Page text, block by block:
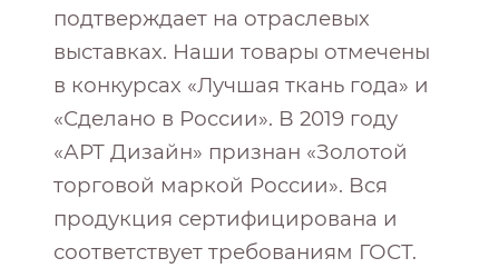
подтверждает на отраслевых
выставках. Наши товары отмечены
в конкурсах «Лучшая ткань года» и
«Сделано в России». В 2019 году
«АРТ Дизайн» признан «Золотой
торговой маркой России». Вся
продукция сертифицирована и
соответствует требованиям ГОСТ.